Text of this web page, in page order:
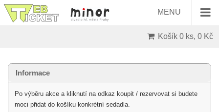
MENU
Košík 0 ks, 0 Kč
Informace
Po výběru akce a kliknutí na odkaz koupit / rezervovat si budete
moci přidat do košíku konkrétní sedadla.